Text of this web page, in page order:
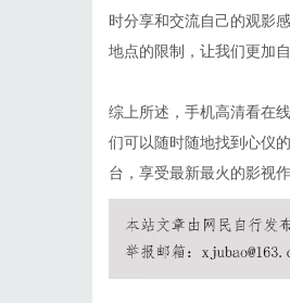
时分享和交流自己的观影
地点的限制，让我们更加
综上所述，手机高清看在
们可以随时随地找到心仪
台，享受最新最火的影视